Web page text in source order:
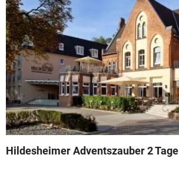
Hildesheimer Adventszauber 2 Tage